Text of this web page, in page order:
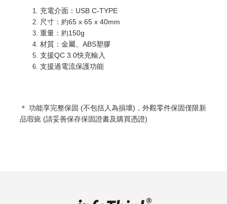
充電介面：USB C-TYPE
尺寸：約65 x 65 x 40mm
重量：約150g
材質：金屬、ABS塑膠
支援QC 3.0快充輸入
支援過電流保護功能
＊ 功能享完整保固 (不包括人為損壞)，外觀零件保固僅限新
品瑕疵 (請妥善保存保固證書及購買憑證)